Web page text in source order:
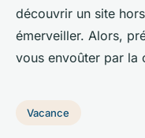
découvrir un site
émerveiller. Alors,
vous envoûter par la
Vacance